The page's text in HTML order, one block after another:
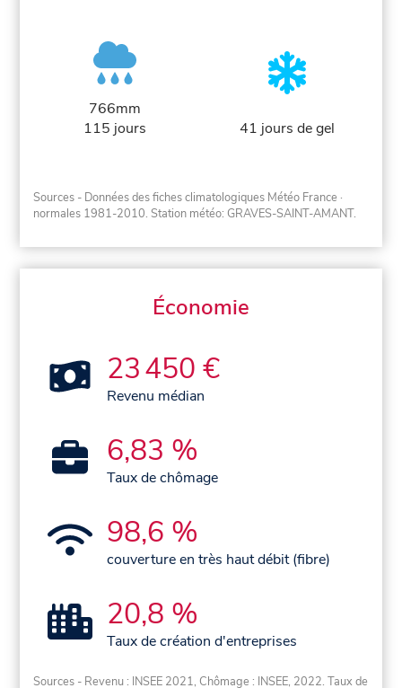
766mm
115 jours
41 jours de gel
Sources - Données des fiches climatologiques Météo France ·
normales 1981-2010. Station météo: GRAVES-SAINT-AMANT.
Économie
23 450 €
Revenu médian
6,83 %
Taux de chômage
98,6 %
couverture en très haut débit (fibre)
20,8 %
Taux de création d'entreprises
Sources - Revenu : INSEE 2021, Chômage : INSEE, 2022. Taux de